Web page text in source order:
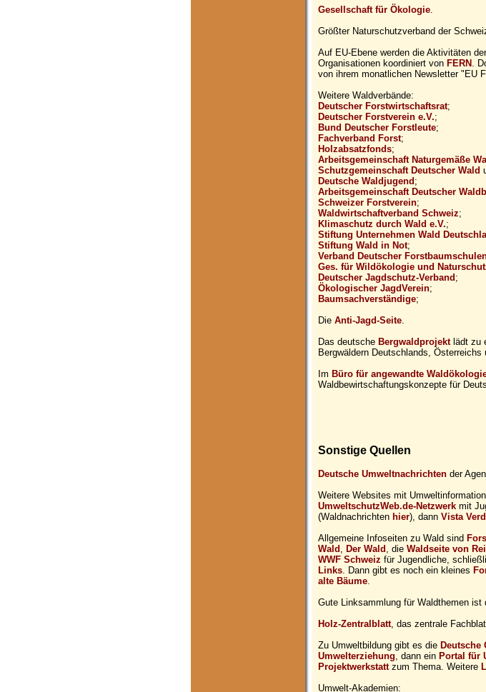
Gesellschaft für Ökologie.
Größter Naturschutzverband der
Auf EU-Ebene werden die Aktivitäten
Organisationen koordiniert von FERN .
von ihrem monatlichen Newsletter "EU
Weitere Waldverbände:
Deutscher Forstwirtschaftsrat;
Deutscher Forstverein e.V.;
Bund Deutscher Forstleute;
Fachverband Forst;
Holzabsatzfonds;
Arbeitsgemeinschaft Naturgemäße
Schutzgemeinschaft Deutscher Wald
Deutsche Waldjugend ;
Arbeitsgemeinschaft Deutscher
Schweizer Forstverein;
Waldwirtschaftverband Schweiz;
Klimaschutz durch Wald e.V.;
Stiftung Unternehmen Wald
Stiftung Wald in Not;
Verband Deutscher
Ges. für Wildökologie und
Deutscher Jagdschutz-Verband ;
Ökologischer JagdVerein;
Baumsachverständige;
Die Anti-Jagd-Seite.
Das deutsche Bergwaldprojektlädt zu
Bergwäldern Deutschlands, Österreichs
Im Büro für angewandte
Waldbewirtschaftungskonzepte für
Sonstige Quellen
Deutsche Umweltnachrichten der
Weitere Websites mit
UmweltschutzWeb.de-Netzwerk mit
(Waldnachrichten hier), dann Vista
Allgemeine Infoseiten zu Wald sind
Wald Der Wald , die Waldseite von
WWF Schweiz für Jugendliche,
Links . Dann gibt es noch ein kleines
alte Bäume
Gute Linksammlung für Waldthemen ist
Holz-Zentralblatt, das zentrale
Zu Umweltbildung gibt es die Deutsche
Umwelterziehung , dann ein Portal für
Projektwerkstattzum Thema. Weitere
Umwelt-Akademien: